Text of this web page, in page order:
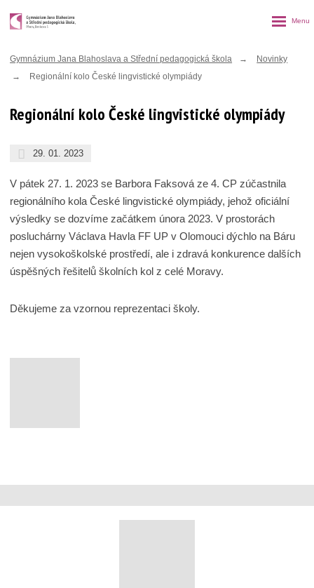
Gymnázium Jana Blahoslava a Střední pedagogická škola
Novinky
Regionální kolo České lingvistické olympiády
Regionální kolo České lingvistické olympiády
29. 01. 2023
V pátek 27. 1. 2023 se Barbora Faksová ze 4. CP zúčastnila
regionálního kola České lingvistické olympiády, jehož oficiální
výsledky se dozvíme začátkem února 2023. V prostorách
posluchárny Václava Havla FF UP v Olomouci dýchlo na Báru
nejen vysokoškolské prostředí, ale i zdravá konkurence dalších
úspěšných řešitelů školních kol z celé Moravy.
Děkujeme za vzornou reprezentaci školy.